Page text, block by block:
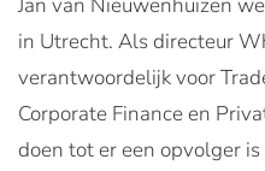
in Utrecht. Als directeur
verantwoordelijk voor
Corporate Finance en
doen tot er een opvolger